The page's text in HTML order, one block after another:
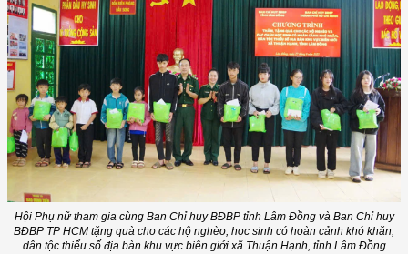
Hội Phụ nữ tham gia cùng Ban Chỉ huy BĐBP tỉnh Lâm Đồng và Ban Chỉ huy
BĐBP TP HCM tặng quà cho các hộ nghèo, học sinh có hoàn cảnh khó khăn,
dân tộc thiểu số địa bàn khu vực biên giới xã Thuận Hạnh, tỉnh Lâm Đồng